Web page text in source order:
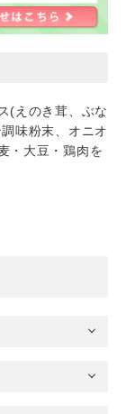
(えのき茸、ぶな
味粉末、オニオ
・大豆・鶏肉を